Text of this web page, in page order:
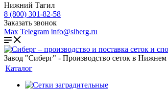
Нижний Тагил
8 (800) 301-82-58
Заказать звонок
Max Telegram info@siberg.ru
Завод "Сиберг" - Производство сеток в Нижнем
Каталог